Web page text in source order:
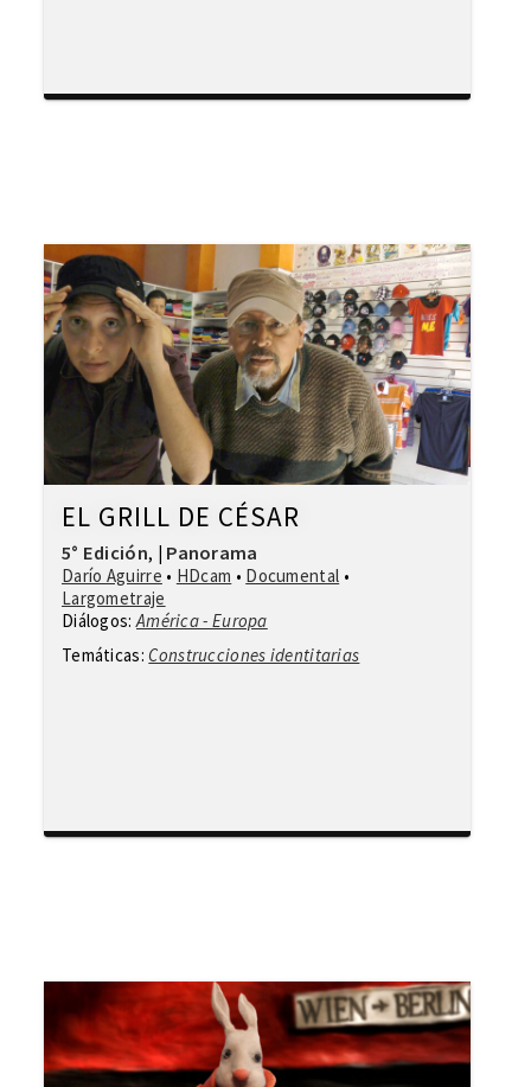
EL GRILL DE CÉSAR
5° Edición, | Panorama
Darío Aguirre • HDcam • Documental •
Largometraje
Diálogos:América - Europa
Temáticas: Construcciones identitarias